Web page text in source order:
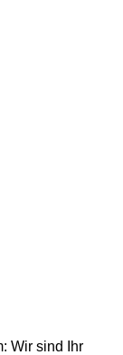
Wir sind Ihr